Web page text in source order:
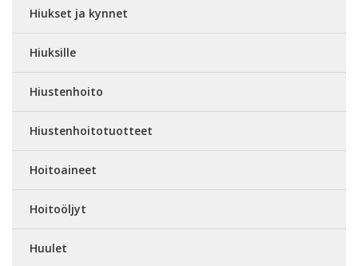
Hiukset ja kynnet
Hiuksille
Hiustenhoito
Hiustenhoitotuotteet
Hoitoaineet
Hoitoöljyt
Huulet